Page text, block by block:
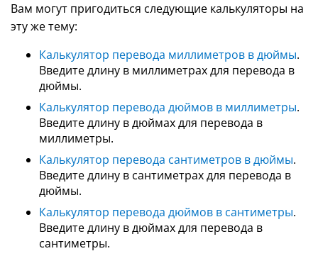
Вам могут пригодиться следующие калькуляторы на
эту же тему:
Калькулятор перевода миллиметров в дюймы.
Введите длину в миллиметрах для перевода в
дюймы.
Калькулятор перевода дюймов в миллиметры.
Введите длину в дюймах для перевода в
миллиметры.
Калькулятор перевода сантиметров в дюймы.
Введите длину в сантиметрах для перевода в
дюймы.
Калькулятор перевода дюймов в сантиметры.
Введите длину в дюймах для перевода в
сантиметры.